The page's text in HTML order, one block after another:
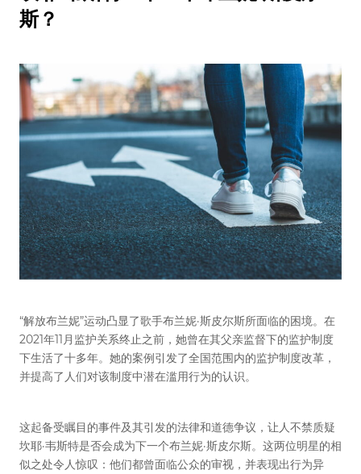
斯？
“解放布兰妮”运动凸显了歌手布兰妮·斯皮尔斯所面临的困境。在
2021年11月监护关系终止之前，她曾在其父亲监督下的监护制度
下生活了十多年。她的案例引发了全国范围内的监护制度改革，
并提高了人们对该制度中潜在滥用行为的认识。
这起备受瞩目的事件及其引发的法律和道德争议，让人不禁质疑
坎耶·韦斯特是否会成为下一个布兰妮·斯皮尔斯。这两位明星的相
似之处令人惊叹：他们都曾面临公众的审视，并表现出行为异